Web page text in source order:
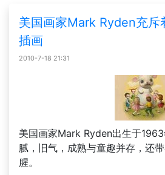
美国画家Mark Ryden充斥
插画
2010-7-18 21:31
美国画家Mark Ryden出生于
腻，旧气，成熟与童趣并存，还
腥。